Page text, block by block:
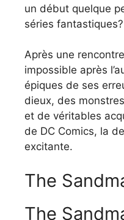
un début quelque
séries
Après une
impossible après
épiques de ses
dieux, des
et de véritables
de DC Comics, la
excitante.
The
The